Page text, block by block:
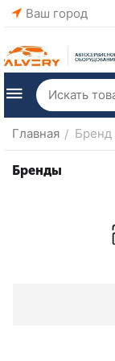
Ваш город
Главная / Бренд
Бренды